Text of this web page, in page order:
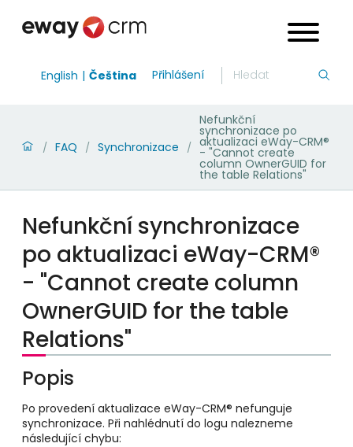
English Čeština Přihlášení
/ FAQ / Synchronizace /
Nefunkční
synchronizace po
aktualizaci eWay-CRM®
- "Cannot create
column OwnerGUID for
the table Relations"
Nefunkční synchronizace
po aktualizaci eWay-CRM®
- "Cannot create column
OwnerGUID for the table
Relations"
Popis
Po provedení aktualizace eWay-CRM® nefunguje
synchronizace. Při nahlédnutí do logu nalezneme
následující chybu: